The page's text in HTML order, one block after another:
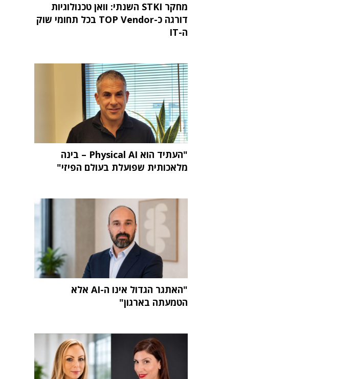
מחקר STKI השנתי: וואן טכנולוגיות
דורגה כ-TOP Vendor בכל תחומי שוק
ה-IT
"העתיד הוא Physical AI – בינה
מלאכותית שפועלת בעולם הפיזי"
"האתגר הגדול אינו ה-AI אלא
הטמעתה בארגון"